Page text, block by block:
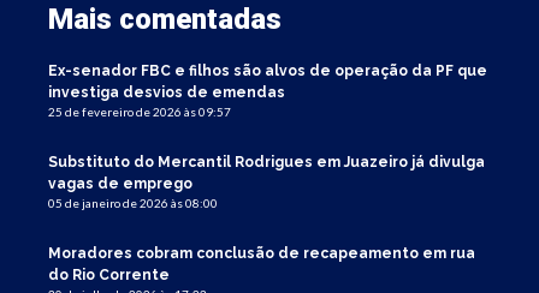
Mais comentadas
Ex-senador FBC e filhos são alvos de operação da PF que
investiga desvios de emendas
25 de fevereiro de 2026 às 09:57
Substituto do Mercantil Rodrigues em Juazeiro já divulga
vagas de emprego
05 de janeiro de 2026 às 08:00
Moradores cobram conclusão de recapeamento em rua
do Rio Corrente